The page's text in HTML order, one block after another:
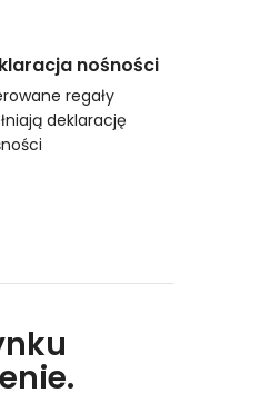
nośności
regały
deklarację